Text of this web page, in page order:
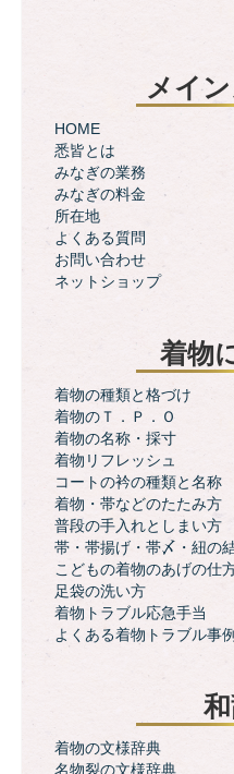
メイ
HOME
悉皆とは
みなぎの業務
みなぎの料金
所在地
よくある質問
お問い合わせ
ネットショップ
着物
着物の種類と格づけ
着物のＴ．Ｐ．Ｏ
着物の名称・採寸
着物リフレッシュ
コートの衿の種類と名称
着物・帯などのたたみ方
普段の手入れとしまい方
帯・帯揚げ・帯〆・紐の
こどもの着物のあげの仕
足袋の洗い方
着物トラブル応急手当
よくある着物トラブル事
着物の文様辞典
名物裂の文様辞典